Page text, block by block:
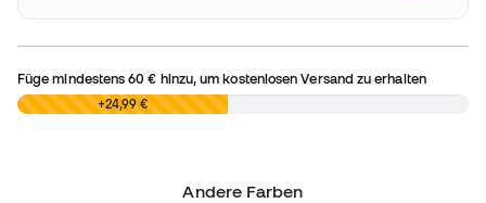
Füge mindestens60 € hinzu, um kostenlosen Versand zu erhalten
0,00 € +24,99 €
Andere Farben